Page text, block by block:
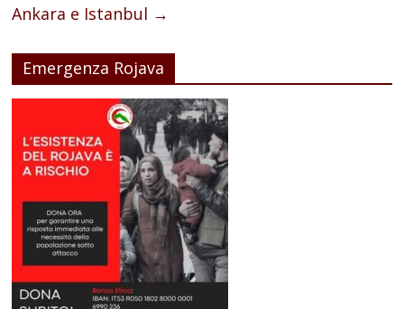
Ankara e Istanbul →
Emergenza Rojava